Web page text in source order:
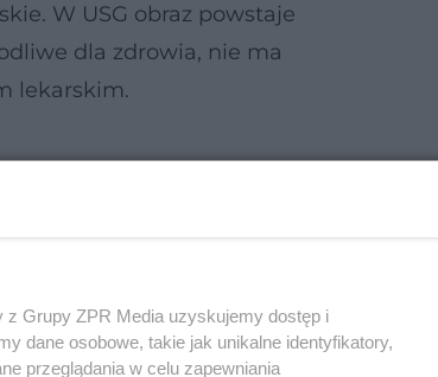
W USG obraz powstaje
dla zdrowia, nie ma
lekarskim.
z Grupy ZPR Media uzyskujemy dostęp i
dane osobowe, takie jak unikalne identyfikatory,
przeglądania w celu zapewniania